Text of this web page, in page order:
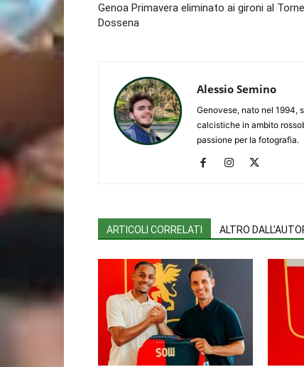
Genoa Primavera eliminato ai gironi al
Dossena
Alessio Semino
Genovese, nato nel 1994,
calcistiche in ambito
passione per la fotografia.
ARTICOLI CORRELATI ALTRO